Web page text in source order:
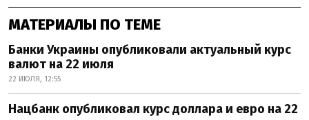
МАТЕРИАЛЫ ПО ТЕМЕ
Банки Украины опубликовали актуальный курс
валют на 22 июля
22 ИЮЛЯ, 12:55
Нацбанк опубликовал курс доллара и евро на 22